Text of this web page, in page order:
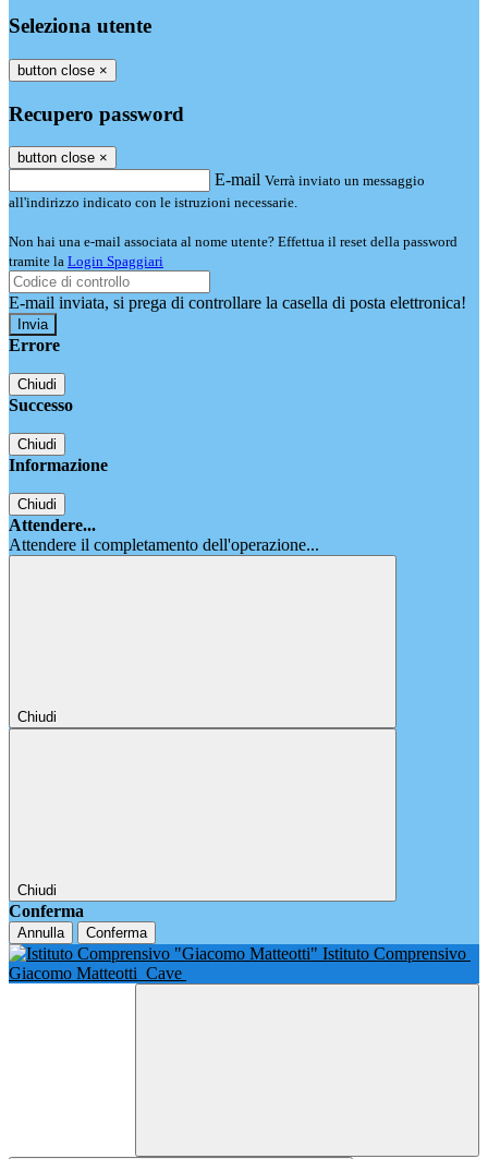
Seleziona utente
button close ×
Recupero password
button close ×
E-mail Verrà inviato un messaggio
all'indirizzo indicato con le istruzioni necessarie.
Non hai una e-mail associata al nome utente? Effettua il reset della password
tramite la Login Spaggiari
E-mail inviata, si prega di controllare la casella di posta elettronica!
Errore
Chiudi
Successo
Chiudi
Informazione
Chiudi
Attendere...
Attendere il completamento dell'operazione...
Chiudi
Chiudi
Conferma
Annulla Conferma
Istituto Comprensivo
Giacomo Matteotti Cave